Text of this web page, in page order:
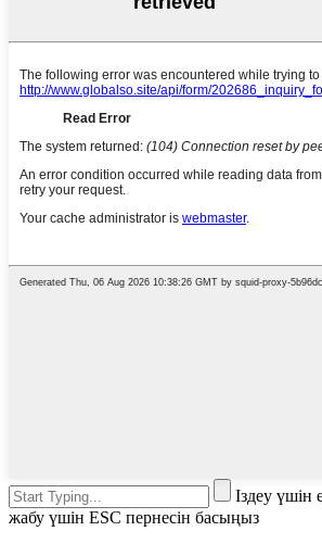
Іздеу үшін
жабу үшін ESC пернесін басыңыз